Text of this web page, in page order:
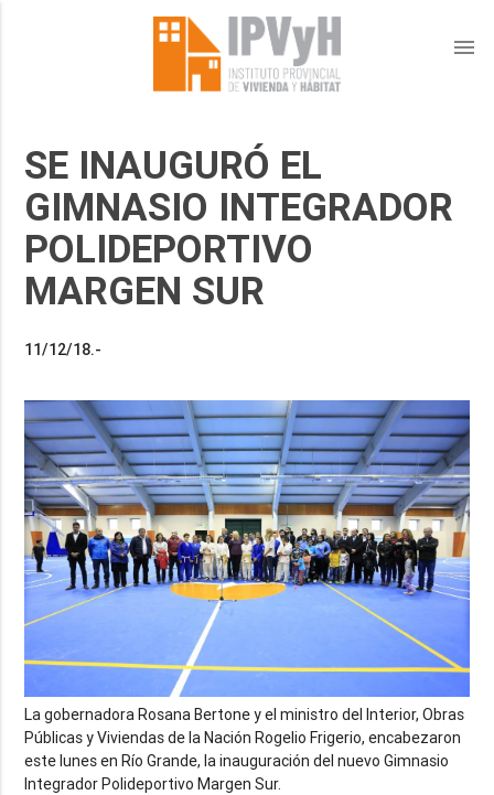
menu
SE INAUGURÓ EL
GIMNASIO INTEGRADOR
POLIDEPORTIVO
MARGEN SUR
11/12/18.-
La gobernadora Rosana Bertone y el ministro del Interior, Obras
Públicas y Viviendas de la Nación Rogelio Frigerio, encabezaron
este lunes en Río Grande, la inauguración del nuevo Gimnasio
Integrador Polideportivo Margen Sur.